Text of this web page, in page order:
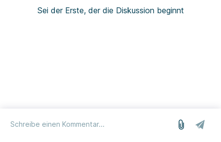
Sei der Erste, der die Diskussion beginnt